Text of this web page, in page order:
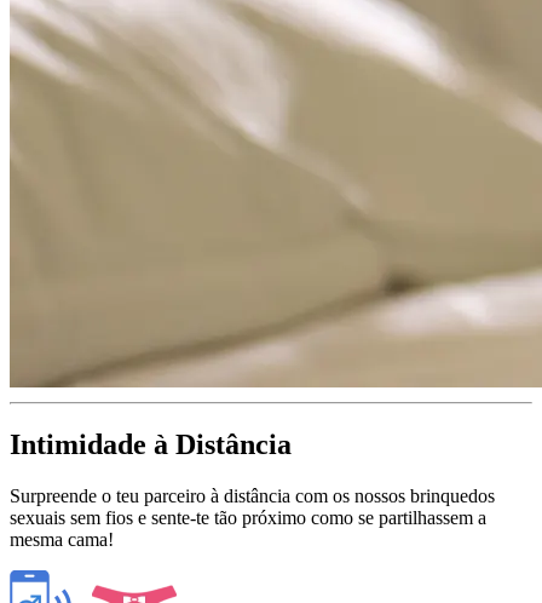
Intimidade à Distância
Surpreende o teu parceiro à distância com os nossos brinquedos
sexuais sem fios e sente-te tão próximo como se partilhassem a
mesma cama!